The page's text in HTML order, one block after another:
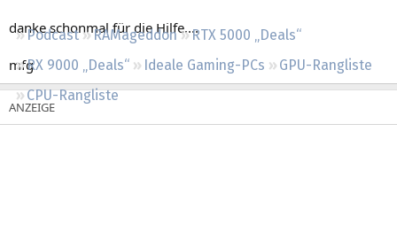
Podcast RAMageddon
RTX 5000 „Deals“
RX 9000 „Deals“
Ideale Gaming-PCs
GPU-Rangliste
CPU-Rangliste
danke schonmal für die Hilfe....
mfg